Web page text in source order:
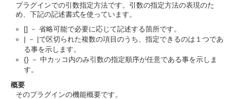
プラグインでの引数指定方法です。引数の指定方法の表現のた
め、下記の記述書式を使っています。
[] － 省略可能で必要に応じて記述する箇所です。
| － |で区切られた複数の項目のうち、指定できるのは１つであ
る事を示します。
{} － 中カッコ内のみ引数の指定順序が任意である事を示しま
す。
概要
そのプラグインの機能概要です。